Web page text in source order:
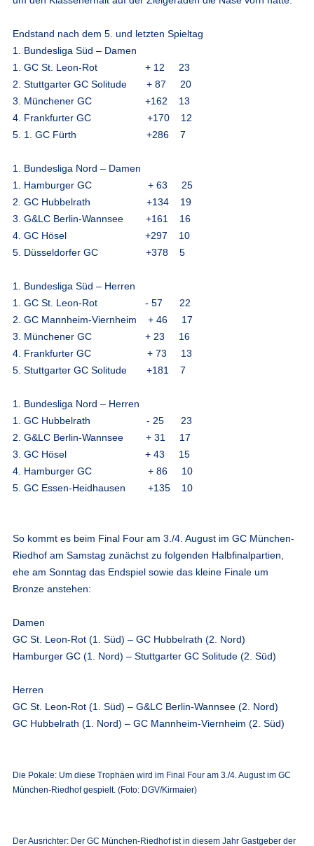
Endstand nach dem 5. und letzten Spieltag
1. Bundesliga Süd – Damen
1. GC St. Leon-Rot + 12 23
2. Stuttgarter GC Solitude + 87 20
3. Münchener GC +162 13
4. Frankfurter GC +170 12
5. 1. GC Fürth +286 7
1. Bundesliga Nord – Damen
1. Hamburger GC + 63 25
2. GC Hubbelrath +134 19
3. G&LC Berlin-Wannsee +161 16
4. GC Hösel +297 10
5. Düsseldorfer GC +378 5
1. Bundesliga Süd – Herren
1. GC St. Leon-Rot - 57 22
2. GC Mannheim-Viernheim + 46 17
3. Münchener GC + 23 16
4. Frankfurter GC + 73 13
5. Stuttgarter GC Solitude +181 7
1. Bundesliga Nord – Herren
1. GC Hubbelrath - 25 23
2. G&LC Berlin-Wannsee + 31 17
3. GC Hösel + 43 15
4. Hamburger GC + 86 10
5. GC Essen-Heidhausen +135 10
So kommt es beim Final Four am 3./4. Augustim GC München-
Riedhof am Samstag zunächst zu folgenden Halbfinalpartien,
ehe am Sonntag das Endspiel sowie das kleine Finale um
Bronze anstehen:
Damen
GC St. Leon-Rot (1. Süd) – GC Hubbelrath (2. Nord)
Hamburger GC (1. Nord) – Stuttgarter GC Solitude (2. Süd)
Herren
GC St. Leon-Rot (1. Süd) – G&LC Berlin-Wannsee (2. Nord)
GC Hubbelrath (1. Nord) – GC Mannheim-Viernheim (2. Süd)
Die Pokale: Um diese Trophäen wird im Final Four am 3./4. August im GC
München-Riedhof gespielt. (Foto: DGV/Kirmaier)
Der Ausrichter: Der GC München-Riedhof ist in diesem Jahr Gastgeber der